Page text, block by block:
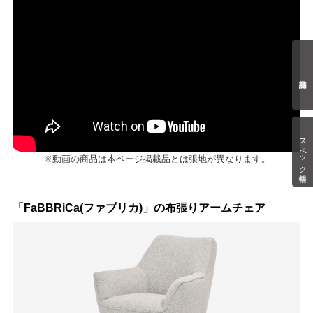
スペック情報
※動画の商品は本ページ掲載品とは張地が異なります。
「FaBBRiCa(ファブリカ)」の布張りアームチェア